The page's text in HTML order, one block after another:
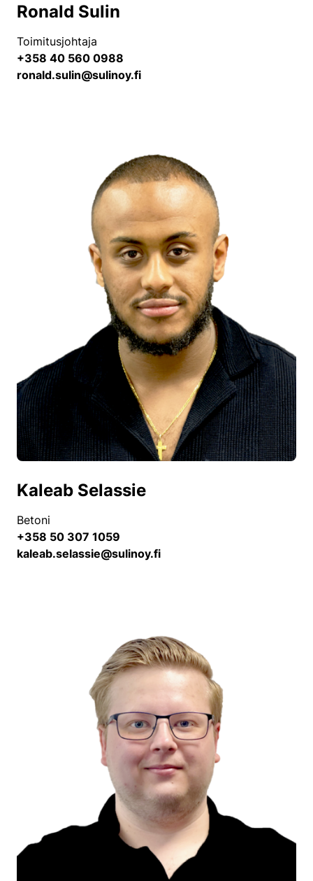
Ronald Sulin
Toimitusjohtaja
+358 40 560 0988
ronald.sulin@sulinoy.fi
Kaleab Selassie
Betoni
+358 50 307 1059
kaleab.selassie@sulinoy.fi